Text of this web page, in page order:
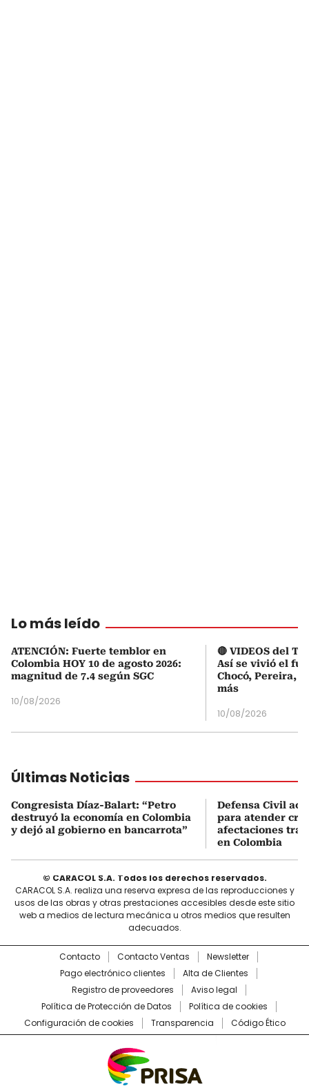
Lo más leído
ATENCIÓN: Fuerte temblor en
Colombia HOY 10 de agosto 2026:
magnitud de 7.4 según SGC
10/08/2026
🔴 VIDEOS del
Así se vivió el
Chocó, Pereira,
más
10/08/2026
Últimas Noticias
Congresista Díaz-Balart: “Petro
destruyó la economía en Colombia
y dejó al gobierno en bancarrota”
Defensa Civil
para atender
afectaciones
en Colombia
© CARACOL S.A. Todos los derechos reservados.
CARACOL S.A. realiza una reserva expresa de las reproducciones y
usos de las obras y otras prestaciones accesibles desde este sitio
web a medios de lectura mecánica u otros medios que resulten
adecuados.
Contacto Contacto Ventas
Newsletter
Pago electrónico clientes
Alta de Clientes
Registro de proveedores
Aviso legal
Política de Protección de Datos
Política de cookies
Configuración de cookies
Transparencia Código Ético